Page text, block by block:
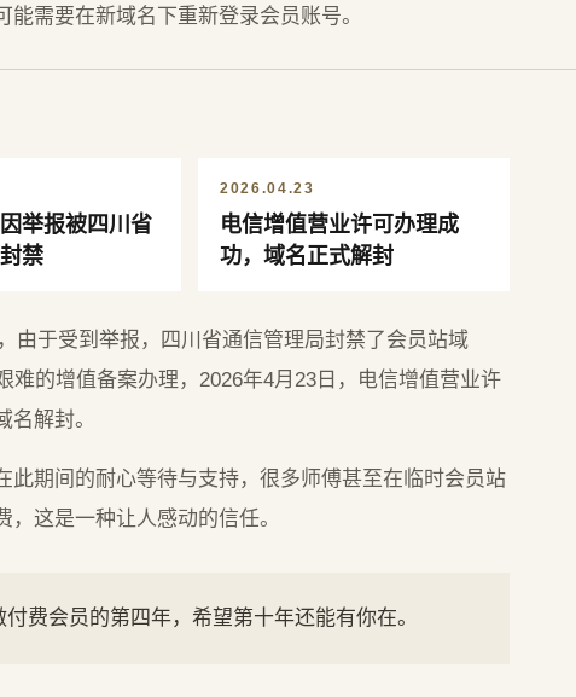
能需要在新域名下重新登录会员账号。
举报被四川省
禁
2026.04.23
电信增值营业许可办理成
功，域名正式解封
由于受到举报，四川省通信管理局封禁了会员站域
难的增值备案办理，2026年4月23日，电信增值营业许
名解封。
此期间的耐心等待与支持，很多师傅甚至在临时会员站
，这是一种让人感动的信任。
付费会员的第四年，希望第十年还能有你在。